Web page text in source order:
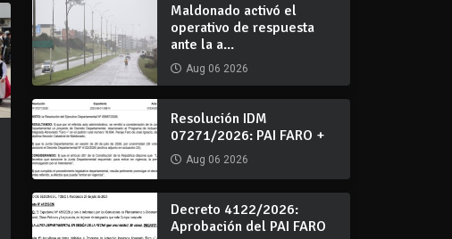
Maldonado activó el
operativo de respuesta
ante la a...
Aug 06 2026
Resolución IDM
07271/2026: PAI FARO +
Aug 06 2026
Decreto 4122/2026:
Aprobación del PAI FARO